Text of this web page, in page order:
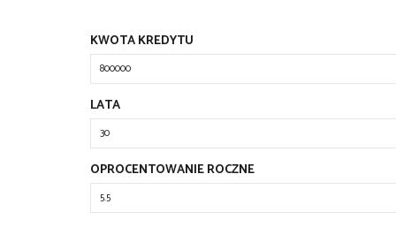
KWOTA KREDYTU
LATA
OPROCENTOWANIE ROCZNE